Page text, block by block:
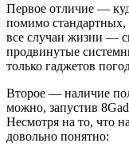
Первое отличие —
помимо стандартных,
все случаи жизни —
продвинутые
только гаджетов
Второе — наличие
можно, запустив
Несмотря на то, что
довольно понятно: